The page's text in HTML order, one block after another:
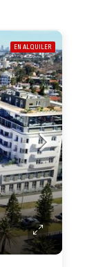
EN ALQUILER